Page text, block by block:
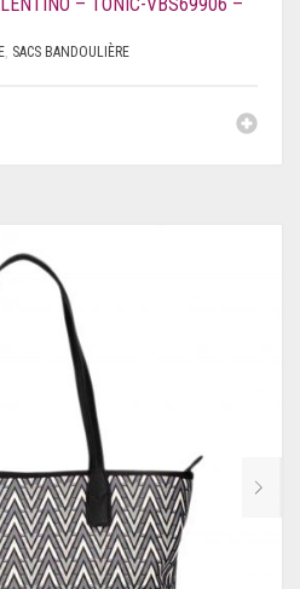
SACS BANDOULIÈRE